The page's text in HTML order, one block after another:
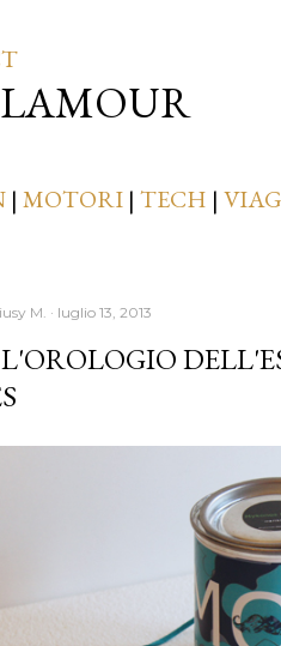
| MOTORI | TECH |
M. luglio 13, 2013